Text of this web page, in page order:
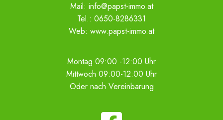
Mail: info@papst-immo.at
Tel.: 0650-8286331
Web: www.papst-immo.at
Montag 09:00 -12:00 Uhr
Mittwoch 09:00-12:00 Uhr
Oder nach Vereinbarung